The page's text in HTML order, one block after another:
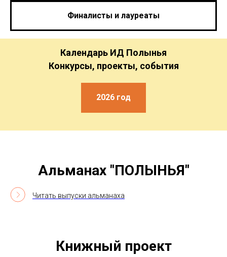
Финалисты и лауреаты
Календарь ИД Полынья
Конкурсы, проекты, события
2026 год
Альманах "ПОЛЫНЬЯ"
Читать выпуски альманаха
Книжный проект